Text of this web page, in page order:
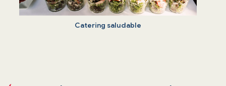
Catering saludable